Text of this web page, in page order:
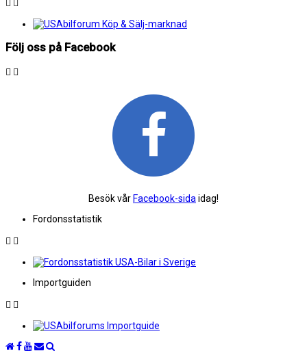
Följ oss på Facebook
Besök vår Facebook-sida idag!
Fordonsstatistik
Importguiden